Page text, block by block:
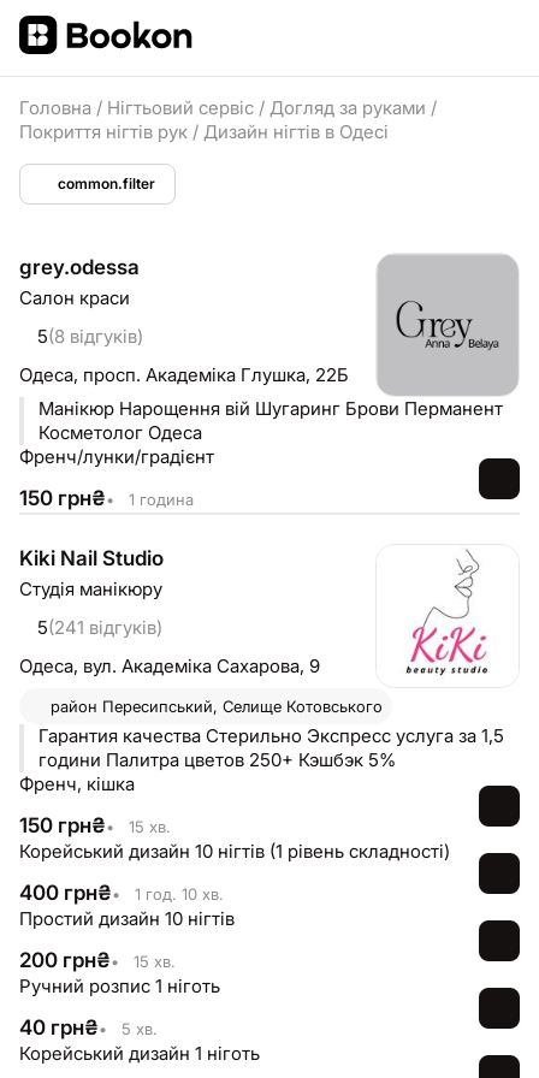
Головна / Нігтьовий сервіс / Догляд за руками /
Покриття нігтів рук / Дизайн нігтів в Одесі
common.filter
grey.odessa
Салон краси
5(8 відгуків)
Одеса, просп. Академіка Глушка, 22Б
Манікюр Нарощення вій Шугаринг Брови Перманент
Косметолог Одеса
Френч/лунки/градієнт
150 грн₴• 1 година
Kiki Nail Studio
Студія манікюру
5(241 відгуків)
Одеса, вул. Академiка Сахарова, 9
район Пересипський, Селище Котовського
Гарантия качества Стерильно Экспресс услуга за 1,5
години Палитра цветов 250+ Кэшбэк 5%
Френч, кішка
150 грн₴• 15 хв.
Корейський дизайн 10 нігтів (1 рівень складності)
400 грн₴• 1 год. 10 хв.
Простий дизайн 10 нігтів
200 грн₴• 15 хв.
Ручний розпис 1 ніготь
40 грн₴• 5 хв.
Корейський дизайн 1 ніготь